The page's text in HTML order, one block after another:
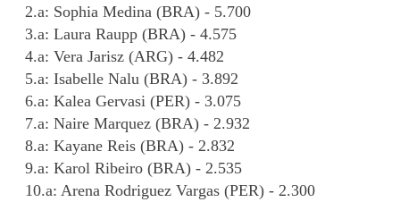
2.a: Sophia Medina (BRA) - 5.700
3.a: Laura Raupp (BRA) - 4.575
4.a: Vera Jarisz (ARG) - 4.482
5.a: Isabelle Nalu (BRA) - 3.892
6.a: Kalea Gervasi (PER) - 3.075
7.a: Naire Marquez (BRA) - 2.932
8.a: Kayane Reis (BRA) - 2.832
9.a: Karol Ribeiro (BRA) - 2.535
10.a: Arena Rodriguez Vargas (PER) - 2.300